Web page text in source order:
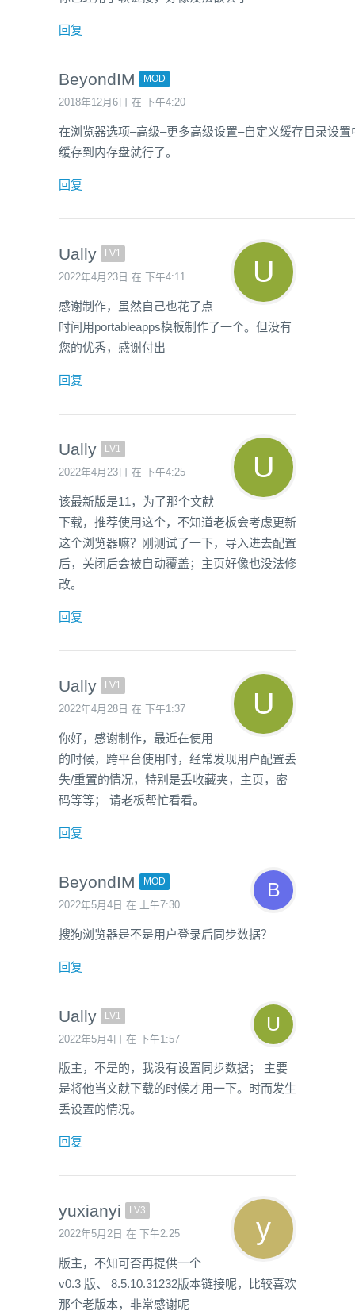
回复
BeyondIM MOD
2018年12月6日 在 下午4:20
在浏览器选项–高级–更多高级设置–自定义缓存目录设置
缓存到内存盘就行了。
回复
Ually LV1
2022年4月23日 在 下午4:11
感谢制作，虽然自己也花了点
时间用portableapps模板制作了一个。但没有
您的优秀，感谢付出
回复
Ually LV1
2022年4月23日 在 下午4:25
该最新版是11，为了那个文献
下载，推荐使用这个，不知道老板会考虑更新
这个浏览器嘛？刚测试了一下，导入进去配置
后，关闭后会被自动覆盖；主页好像也没法修
改。
回复
Ually LV1
2022年4月28日 在 下午1:37
你好，感谢制作，最近在使用
的时候，跨平台使用时，经常发现用户配置丢
失/重置的情况，特别是丢收藏夹，主页，密
码等等； 请老板帮忙看看。
回复
BeyondIM MOD
2022年5月4日 在 上午7:30
搜狗浏览器是不是用户登录后同步数据？
回复
Ually LV1
2022年5月4日 在 下午1:57
版主，不是的，我没有设置同步数据； 主要
是将他当文献下载的时候才用一下。时而发生
丢设置的情况。
回复
yuxianyi LV3
2022年5月2日 在 下午2:25
版主，不知可否再提供一个
v0.3 版、 8.5.10.31232版本链接呢，比较喜欢
那个老版本，非常感谢呢